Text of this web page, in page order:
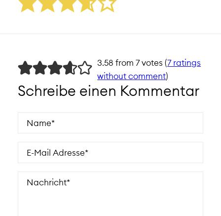
3.58 from 7 votes (7 ratings
without comment)
Schreibe einen Kommentar